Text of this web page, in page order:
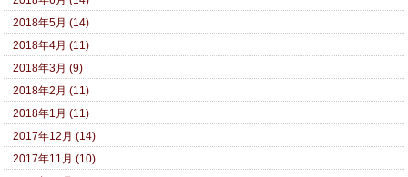
2018年5月 (14)
2018年4月 (11)
2018年3月 (9)
2018年2月 (11)
2018年1月 (11)
2017年12月 (14)
2017年11月 (10)